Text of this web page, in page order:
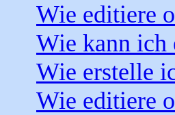
Wie editiere
Wie kann ich
Wie erstelle
Wie editiere